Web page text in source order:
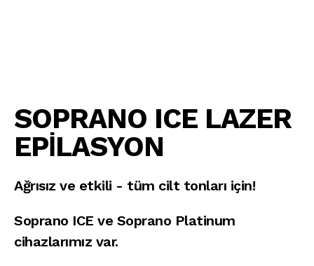
SOPRANO ICE LAZER
EPİLASYON
Ağrısız ve etkili - tüm cilt tonları için!
Soprano ICE ve Soprano Platinum
cihazlarımız var.